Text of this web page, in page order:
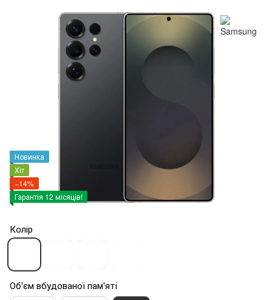
Новинка
Хіт
−14%
Гарантія 12 місяців!
Колір
Об'єм вбудованої пам'яті